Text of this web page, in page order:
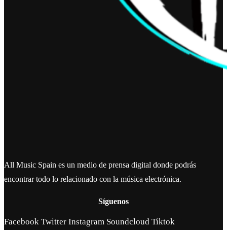
All Music Spain es un medio de prensa digital donde podrás
encontrar todo lo relacionado con la música electrónica.
Síguenos
Facebook Twitter Instagram Soundcloud Tiktok